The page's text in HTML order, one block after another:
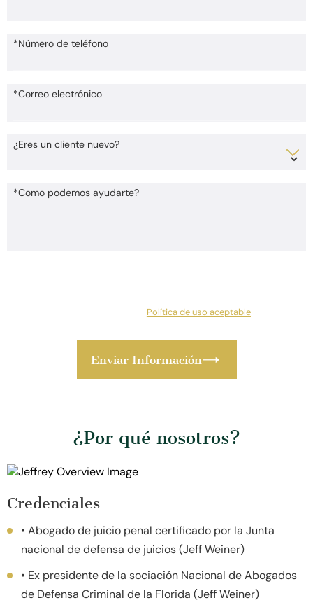
*Número de teléfono
*Correo electrónico
¿Eres un cliente nuevo?
*Como podemos ayudarte?
Política de uso aceptable
¿Por qué nosotros?
Credenciales
• Abogado de juicio penal certificado por la Junta
nacional de defensa de juicios (Jeff Weiner)
• Ex presidente de la sociación Nacional de Abogados
de Defensa Criminal de la Florida (Jeff Weiner)